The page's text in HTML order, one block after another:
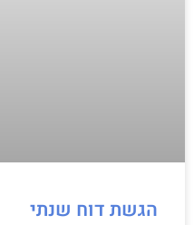
הגשת דוח שנתי